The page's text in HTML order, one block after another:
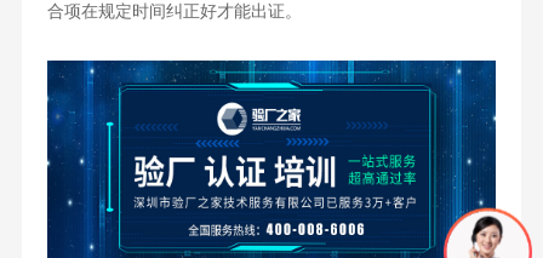
合项在规定时间纠正好才能出证。